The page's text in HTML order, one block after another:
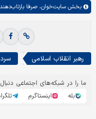
بخش سایت‌خوان، صرفا
رهبر انقلاب اسلامی
ما را در شبکه‌های اجتماعی
بله
اینستاگرم